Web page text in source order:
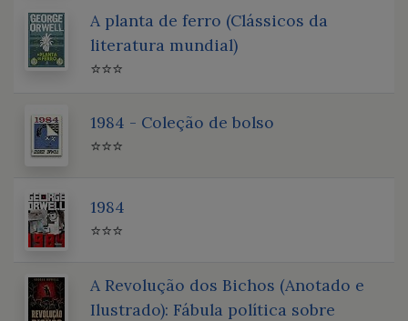
A planta de ferro (Clássicos da
literatura mundial)
⭐⭐⭐
1984 - Coleção de bolso
⭐⭐⭐
1984
⭐⭐⭐
A Revolução dos Bichos (Anotado e
Ilustrado): Fábula política sobre